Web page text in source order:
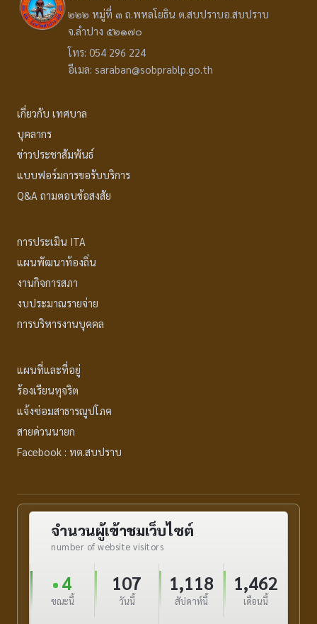
๒๒๒ หมู่ที่ ๓ ถ.พหลโยธิน ต.สบปราบอ.สบปราบ
จ.ลำปาง ๕๒๑๗๐
โทร: 054 296 224
อีเมล: saraban@sobprablp.go.th
เกี่ยวกับ เทศบาล
บุคลากร
ข่าวประชาสัมพันธ์
แบบฟอร์มการขอรับบริการ
Q&A ถามตอบข้อสงสัย
การประเมิน ITA
แผนพัฒนาท้องถิ่น
งานกิจการสภา
งบประมาณรายจ่าย
การบริหารงานบุคคล
แผนที่และที่อยู่
ร้องเรียนทุจริต
แจ้งซ่อมสาธารณูปโภค
สายด่วนนายก
Facebook : ทต.สบปราบ
จำนวนผู้เข้าชมเว็บไซต์
number of website visitors
4
ขณะนี้
107
วันนี้
1,118
สัปดาห์นี้
1,462
เดือนนี้